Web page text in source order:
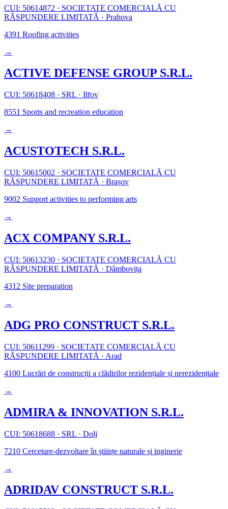
CUI: 50614872 · SOCIETATE COMERCIALĂ CU
RĂSPUNDERE LIMITATĂ · Prahova
4391 Roofing activities
→
ACTIVE DEFENSE GROUP S.R.L.
CUI: 50618408 · SRL · Ilfov
8551 Sports and recreation education
→
ACUSTOTECH S.R.L.
CUI: 50615002 · SOCIETATE COMERCIALĂ CU
RĂSPUNDERE LIMITATĂ · Brașov
9002 Support activities to performing arts
→
ACX COMPANY S.R.L.
CUI: 50613230 · SOCIETATE COMERCIALĂ CU
RĂSPUNDERE LIMITATĂ · Dâmbovița
4312 Site preparation
→
ADG PRO CONSTRUCT S.R.L.
CUI: 50611299 · SOCIETATE COMERCIALĂ CU
RĂSPUNDERE LIMITATĂ · Arad
4100 Lucrări de construcții a clădirilor rezidențiale și nerezidențiale
→
ADMIRA & INNOVATION S.R.L.
CUI: 50618688 · SRL · Dolj
7210 Cercetare-dezvoltare în științe naturale și inginerie
→
ADRIDAV CONSTRUCT S.R.L.